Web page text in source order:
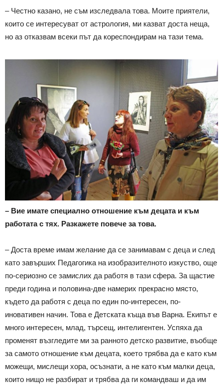
– Честно казано, не съм изследвала това. Моите приятели,
които се интересуват от астрология, ми казват доста неща,
но аз отказвам всеки път да кореспондирам на тази тема.
– Вие имате специално отношение към децата и към
работата с тях. Разкажете повече за това.
– Доста време имам желание да се занимавам с деца и след
като завърших Педагогика на изобразителното изкуство, още
по-сериозно се замислих да работя в тази сфера. За щастие
преди година и половина-две намерих прекрасно място,
където да работя с деца по един по-интересен, по-
иновативен начин. Това е Детската къща във Варна. Екипът е
много интересен, млад, търсещ, интелигентен. Успяха да
променят възгледите ми за ранното детско развитие, въобще
за самото отношение към децата, което трябва да е като към
можещи, мислещи хора, осъзнати, а не като към малки деца,
които нищо не разбират и трябва да ги командваш и да им